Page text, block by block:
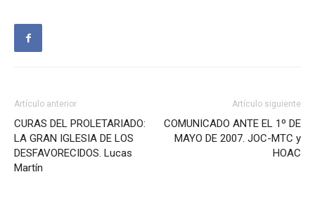
Artículo anterior
CURAS DEL PROLETARIADO:
LA GRAN IGLESIA DE LOS
DESFAVORECIDOS. Lucas
Martín
Artículo siguiente
COMUNICADO ANTE EL 1º DE
MAYO DE 2007. JOC-MTC y
HOAC